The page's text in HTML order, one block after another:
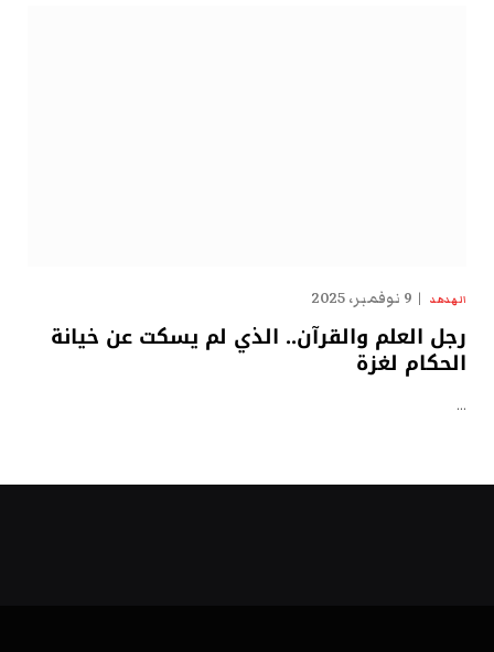
الهدهد 9 نوفمبر، 2025
رجل العلم والقرآن.. الذي لم يسكت عن خيانة
الحكام لغزة
…